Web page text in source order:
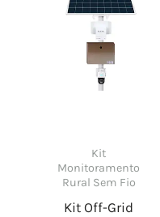
Kit
Monitoramento
Rural Sem Fio
Kit Off-Grid